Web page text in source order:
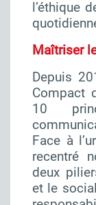
l’éthique
Maîtriser
Depuis
Compact
10
Face à
recentré
deux
et le